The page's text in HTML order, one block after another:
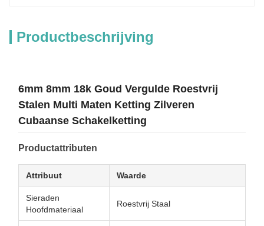
Productbeschrijving
6mm 8mm 18k Goud Vergulde Roestvrij
Stalen Multi Maten Ketting Zilveren
Cubaanse Schakelketting
Productattributen
Attribuut Waarde
Sieraden
Hoofdmateriaal
Roestvrij Staal